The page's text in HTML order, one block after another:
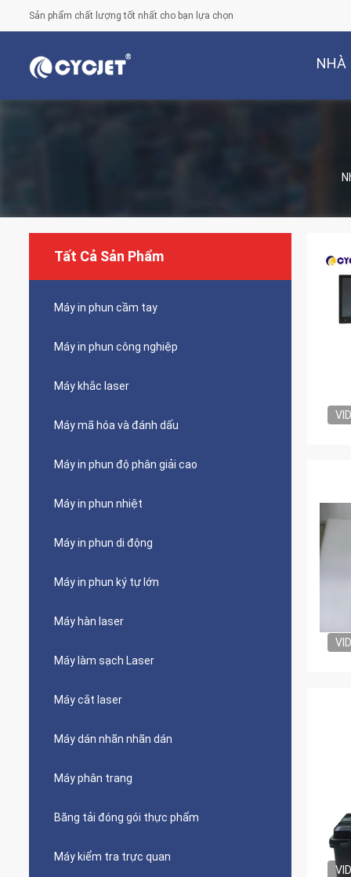
Sản phẩm chất lượng tốt nhất cho bạn lựa chọn
NHÀ
Tất Cả Sản Phẩm
Máy in phun cầm tay
Máy in phun công nghiệp
Máy khắc laser
Máy mã hóa và đánh dấu
Máy in phun độ phân giải cao
Máy in phun nhiệt
Máy in phun di động
Máy in phun ký tự lớn
Máy hàn laser
Máy làm sạch Laser
Máy cắt laser
Máy dán nhãn nhãn dán
Máy phân trang
Băng tải đóng gói thực phẩm
Máy kiểm tra trực quan